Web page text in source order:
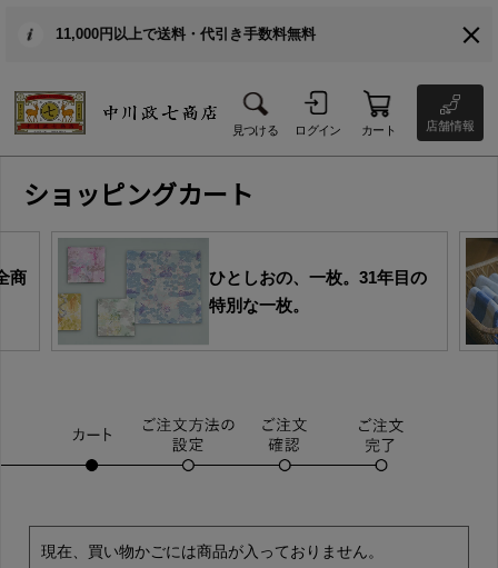
11,000円以上で送料・代引き手数料無料
見つける ログイン カート 店舗情報
ショッピングカート
商
ひとしおの、一枚。31年目の
特別な一枚。
現在、買い物かごには商品が入っておりません。